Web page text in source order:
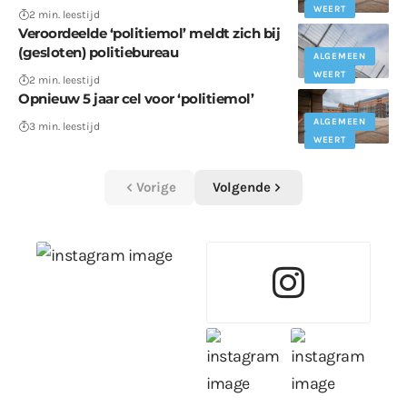
WEERT
2 min. leestijd
ALGEMEEN
WEERT
Veroordeelde ‘politiemol’ meldt zich bij
(gesloten) politiebureau
2 min. leestijd
ALGEMEEN
WEERT
Opnieuw 5 jaar cel voor ‘politiemol’
3 min. leestijd
Vorige Volgende